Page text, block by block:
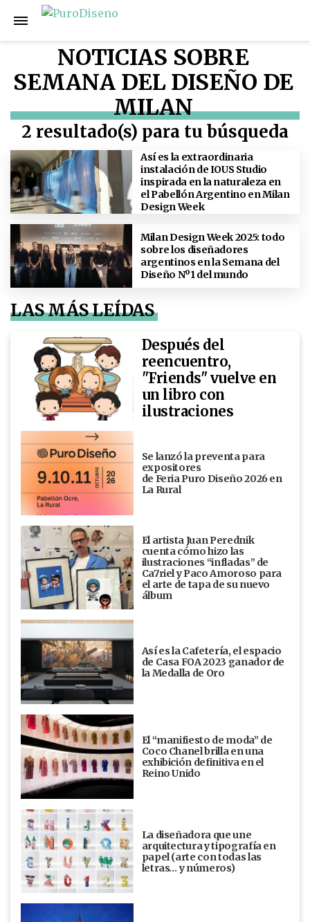
NOTICIAS SOBRE
SEMANA DEL DISEÑO DE
MILAN
2 resultado(s) para tu búsqueda
Así es la extraordinaria
instalación de IOUS Studio
inspirada en la naturaleza en
el Pabellón Argentino en Milan
Design Week
Milan Design Week 2025: todo
sobre los diseñadores
argentinos en la Semana del
Diseño Nº1 del mundo
LAS MÁS LEÍDAS
Después del
reencuentro,
"Friends" vuelve en
un libro con
ilustraciones
Se lanzó la preventa para
expositores
de Feria Puro Diseño 2026 en
La Rural
El artista Juan Perednik
cuenta cómo hizo las
ilustraciones “infladas” de
Ca7riel y Paco Amoroso para
el arte de tapa de su nuevo
álbum
Así es la Cafetería, el espacio
de Casa FOA 2023 ganador de
la Medalla de Oro
El “manifiesto de moda” de
Coco Chanel brilla en una
exhibición definitiva en el
Reino Unido
La diseñadora que une
arquitectura y tipografía en
papel (arte con todas las
letras… y números)